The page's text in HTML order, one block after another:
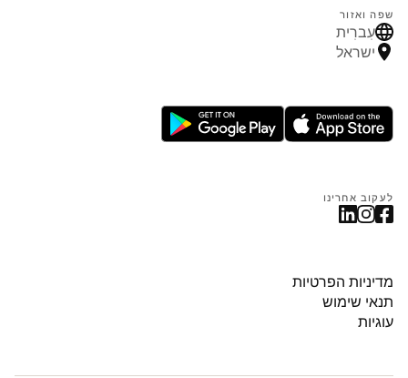
שפה ואזור
עִברִית
ישראל
לעקוב אחרינו
מדיניות הפרטיות
תנאי שימוש
עוגיות